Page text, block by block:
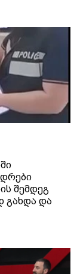
შემდეგ
გახდა და